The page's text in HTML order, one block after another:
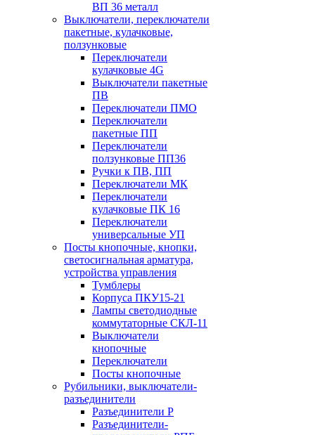
ВП 36 металл
Выключатели, переключатели
пакетные, кулачковые,
ползунковые
Переключатели
кулачковые 4G
Выключатели пакетные
ПВ
Переключатели ПМО
Переключатели
пакетные ПП
Переключатели
ползунковые ПП36
Ручки к ПВ, ПП
Переключатели МК
Переключатели
кулачковые ПК 16
Переключатели
универсальные УП
Посты кнопочные, кнопки,
светосигнальная арматура,
устройства управления
Тумблеры
Корпуса ПКУ15-21
Лампы светодиодные
коммутаторные СКЛ-11
Выключатели
кнопочные
Переключатели
Посты кнопочные
Рубильники, выключатели-
разъединители
Разъединители Р
Разъединители-